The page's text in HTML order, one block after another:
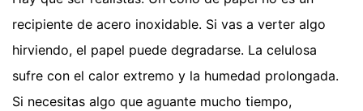
recipiente de acero inoxidable. Si vas a verter algo
hirviendo, el papel puede degradarse. La celulosa
sufre con el calor extremo y la humedad prolongada.
Si necesitas algo que aguante mucho tiempo,